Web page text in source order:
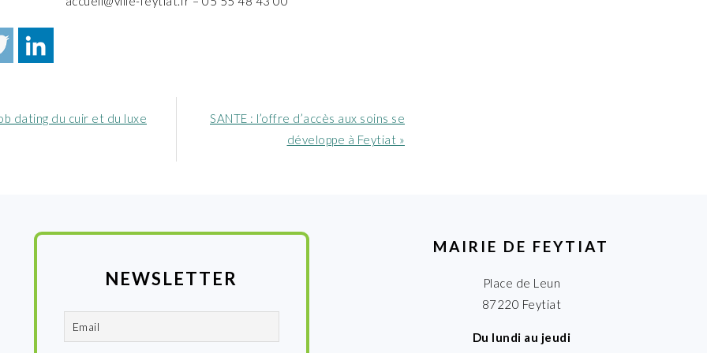
dating du cuir et du luxe
Article
SANTE : l’offre d’accès aux soins se
développe à Feytiat »
NEWSLETTER
MAIRIE DE FEYTIAT
Place de Leun
87220 Feytiat
Du lundi au jeudi